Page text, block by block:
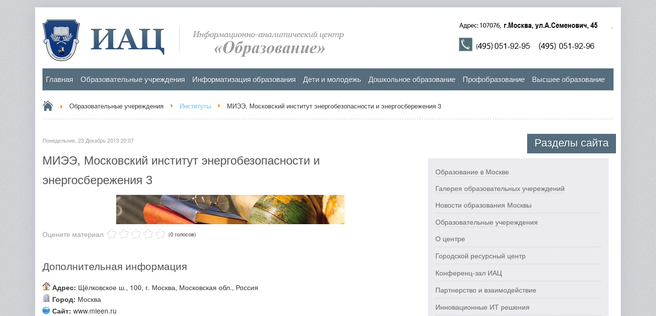
Главная Образовательные учреждения Информатизация образования Дети и молодежь Дошкольное образование Профобразование Высшее образование
Образовательные учереждения Институты МИЭЭ, Московский институт энергобезопасности и энергосбережения 3
Понедельник, 23 Декабрь 2013 20:07
МИЭЭ, Московский институт энергобезопасности и
энергосбережения 3
Оцените материал (0 голосов)
Дополнительная информация
Адрес: Щёлковское ш., 100, г. Москва, Московская обл., Россия
Город: Москва
Сайт: www.mieen.ru
Разделы сайта
Образование в Москве
Галерея образовательных учереждений
Новости образования Москвы
Образовательные учереждения
О центре
Городской ресурсный центр
Конференц-зал ИАЦ
Партнерство и взаимодействие
Инновационные ИТ решения